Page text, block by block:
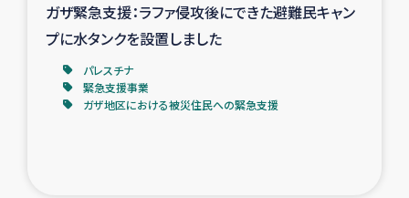
ガザ緊急支援：ラファ侵攻後にできた避難民キャン
プに水タンクを設置しました
パレスチナ
緊急支援事業
ガザ地区における被災住民への緊急支援